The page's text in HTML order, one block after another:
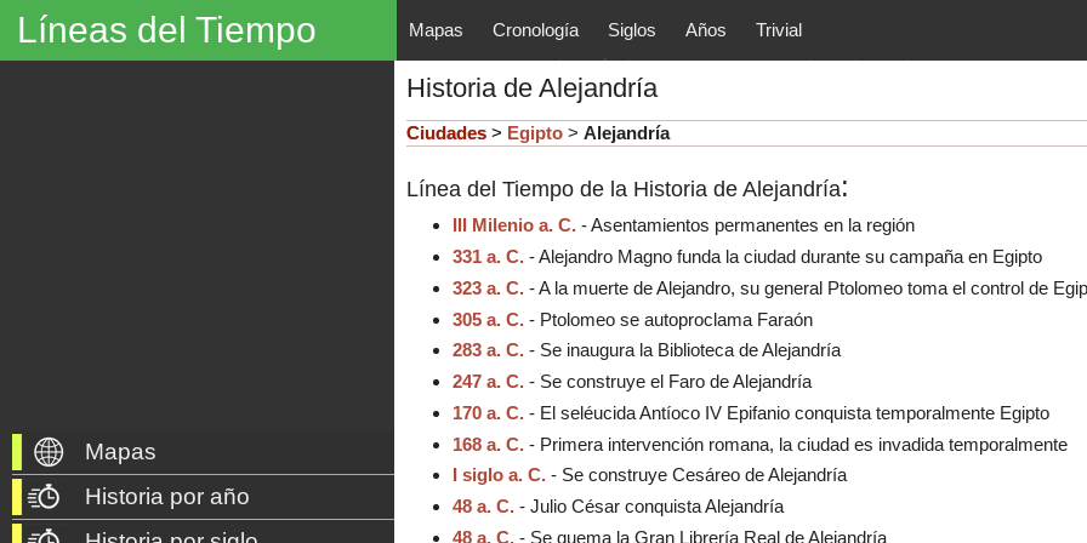
Líneas del Tiempo
Líneas del Tiempo, Mapas Históricos y principales
descubrimientos, exploraciones, política, arte, cultura, etc.) de la
año 3000 a. C. hasta nuestros días.
Mapas Cronología Siglos Años Trivial
Historia de Alejandría
Ciudades > Egipto > Alejandría
Línea del Tiempo de la Historia de Alejandría:
III Milenio a. C. - Asentamientos permanentes en la región
331 a. C. - Alejandro Magno funda la ciudad durante su campaña en Egipto
323 a. C. - A la muerte de Alejandro, su general Ptolomeo toma el control de
305 a. C.- Ptolomeo se autoproclama Faraón
283 a. C.- Se inaugura la Biblioteca de Alejandría
247 a. C. - Se construye el Faro de Alejandría
170 a. C.- El seléucida Antíoco IV Epifanio conquista temporalmente Egipto
168 a. C.- Primera intervención romana, la ciudad es invadida temporalmente
I siglo a. C. - Se construye Cesáreo de Alejandría
48 a. C. - Julio César conquista Alejandría
48 a. C. - Se quema la Gran Librería Real de Alejandría
Mapas
Historia por año